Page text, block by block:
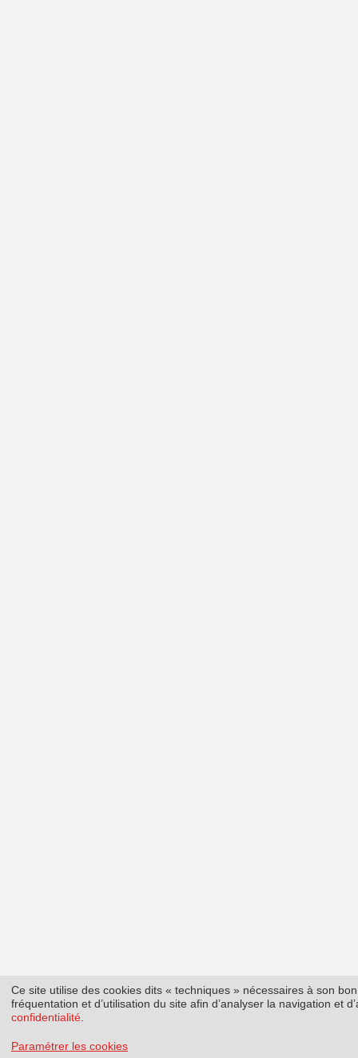
Ce site utilise des cookies dits « techniques » nécessaires à son
fréquentation et d’utilisation du site afin d’analyser la navigation et
confidentialité
Paramétrer les cookies